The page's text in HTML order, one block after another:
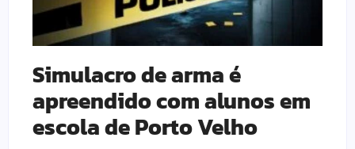
Simulacro de arma é
apreendido com alunos em
escola de Porto Velho